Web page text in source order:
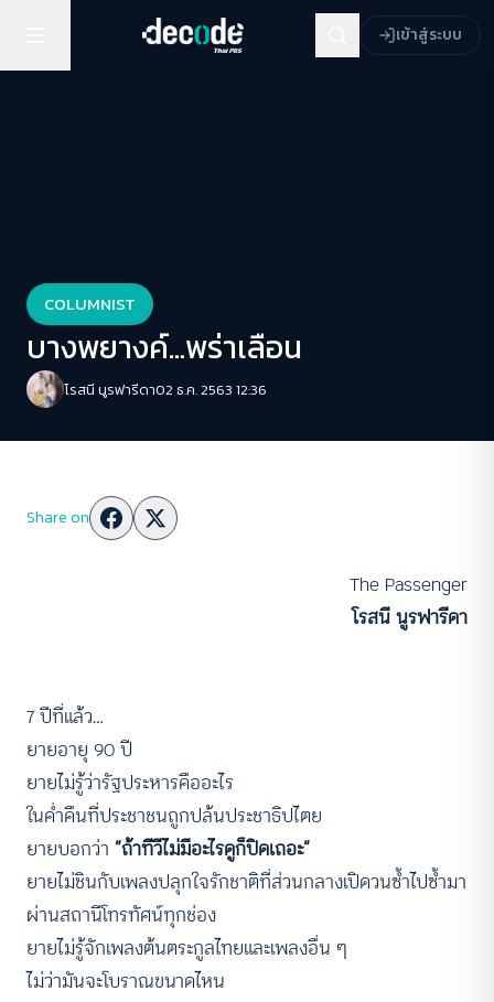
เข้าสู่ระบบ
COLUMNIST
บางพยางค์…พร่าเลือน
โรสนี นูรฟารีดา02 ธ.ค. 2563 12:36
Share on
The Passenger
โรสนี นูรฟารีดา
7 ปีที่แล้ว…
ยายอายุ 90 ปี
ยายไม่รู้ว่ารัฐประหารคืออะไร
ในค่ำคืนที่ประชาชนถูกปล้นประชาธิปไตย
ยายบอกว่า “ถ้าทีวีไม่มีอะไรดูก็ปิดเถอะ”
ยายไม่ชินกับเพลงปลุกใจรักชาติที่ส่วนกลางเปิดวนซ้ำไปซ้ำมา
ผ่านสถานีโทรทัศน์ทุกช่อง
ยายไม่รู้จักเพลงต้นตระกูลไทยและเพลงอื่น ๆ
ไม่ว่ามันจะโบราณขนาดไหน